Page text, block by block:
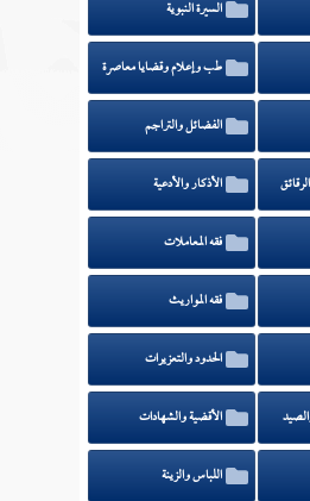
السيرة النبوية
طب وإعلام وقضايا معاصرة
الفضائل والتراجم
الأذكار والأدعية
فقه المعاملات
فقه المواريث
الحدود والتعزيرات
الأقضية والشهادات
اللباس والزينة